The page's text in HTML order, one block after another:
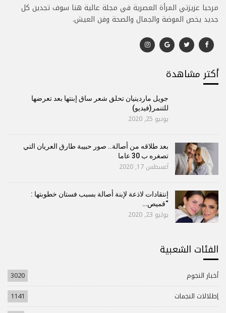
مرحبا عزيزتي المرأة العصرية في مجلة عالية هنا سوف تجدين كل
جديد يخص الموضة والجمال والصحة وفن العيش.
أكتر مشاهدة
جويل ماردينيان تحلق شعر ساق إبنتها بعد تعرضها
للتنمر(فيديو)
يونيو 25, 2020
بعد طلاقه من أصالة.. صور حبيبة طارق العريان التي
تصغره ب 30 عاما
أغسطس 17, 2020
إنتقادات لاذعة لإبنة أصالة بسبب فستان خطوبتها :
“قميص…
يوليو 23, 2020
الفئات الشعبية
أخبار النجوم
3020
إطلالات النجمات
1141